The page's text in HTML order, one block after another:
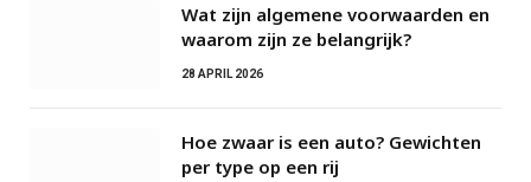
Wat zijn algemene voorwaarden en
waarom zijn ze belangrijk?
28 APRIL 2026
Hoe zwaar is een auto? Gewichten
per type op een rij